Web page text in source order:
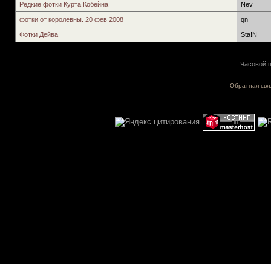
Редкие фотки Курта Кобейна Nev
фотки от королевны. 20 фев 2008 qn
Фотки Дейва Sta!N
Часовой
Обратная